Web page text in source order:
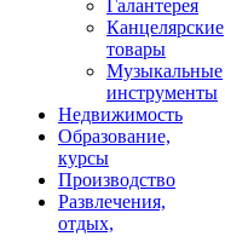
Галантерея
Канцелярские
товары
Музыкальные
инструменты
Недвижимость
Образование,
курсы
Производство
Развлечения,
отдых,